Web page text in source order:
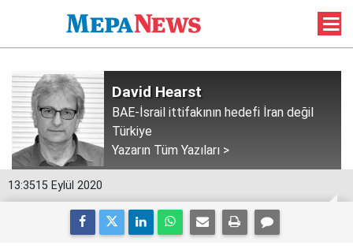
David Hearst
BAE-İsrail ittifakının hedefi İran değil
Türkiye
Yazarın Tüm Yazıları >
13:3515 Eylül 2020